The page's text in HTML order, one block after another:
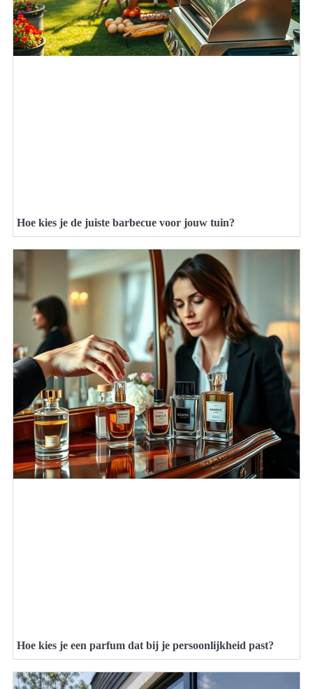
Hoe kies je de juiste barbecue voor jouw tuin?
Hoe kies je een parfum dat bij je persoonlijkheid past?